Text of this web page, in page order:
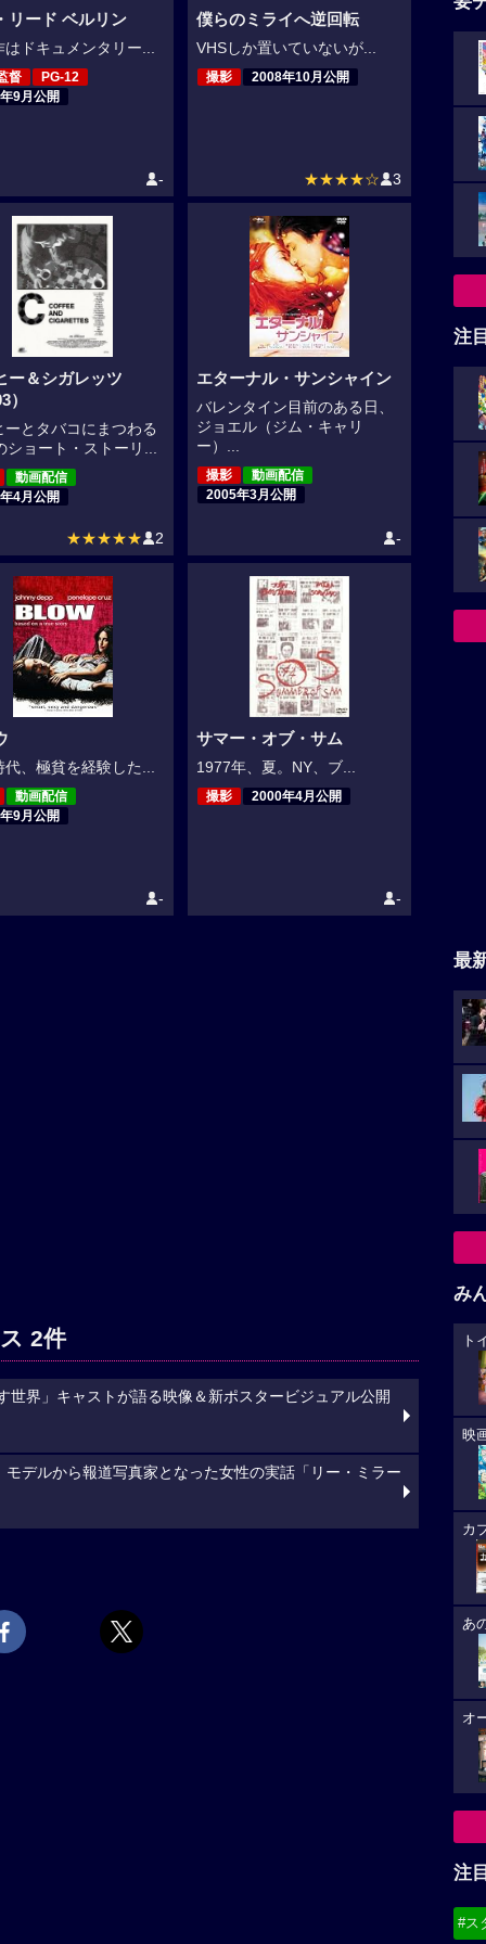
リード ベルリン
ドキュメンタリー...
督
PG-12
9月公開
-
僕らのミライへ逆回転
VHSしか置いていないが...
撮影 2008年10月公開
★★★★☆ 3
ー＆シガレッツ
）
ーとタバコにまつわる
ショート・ストーリ...
動画配信
4月公開
★★★★★ 2
エターナル・サンシャイン
バレンタイン目前のある日、
ジョエル（ジム・キャリ
ー）...
撮影
動画配信
2005年3月公開
-
代、極貧を経験した...
動画配信
9月公開
-
サマー・オブ・サム
1977年、夏。NY、ブ...
撮影 2000年4月公開
-
2件
世界」キャストが語る映像＆新ポスタービジュアル公開
デルから報道写真家となった女性の実話「リー・ミラー
注
最
み
ト
映
カ
あ
オ
注
#ス